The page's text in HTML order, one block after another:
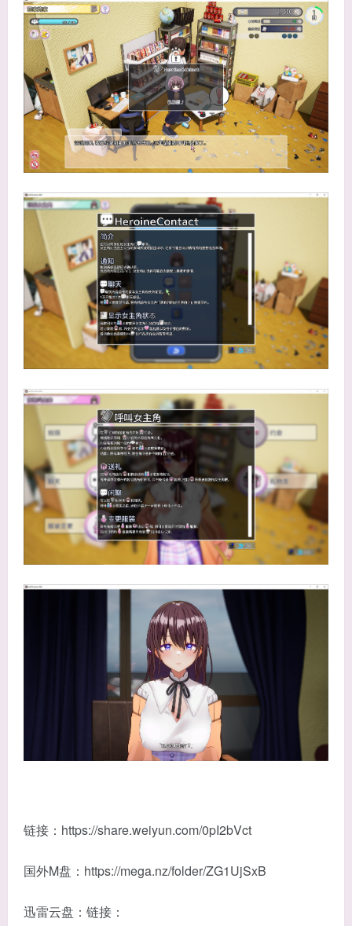
链接：https://share.weiyun.com/0pI2bVct
国外M盘：https://mega.nz/folder/ZG1UjSxB
迅雷云盘：链接：